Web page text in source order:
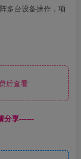
多台设备操作，项
后查看
分享------